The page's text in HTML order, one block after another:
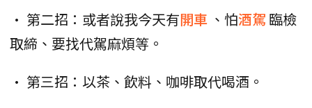
• 第二招：或者說我今天有開車 、怕酒駕 臨檢
取締、要找代駕麻煩等。
• 第三招：以茶、飲料、咖啡取代喝酒。